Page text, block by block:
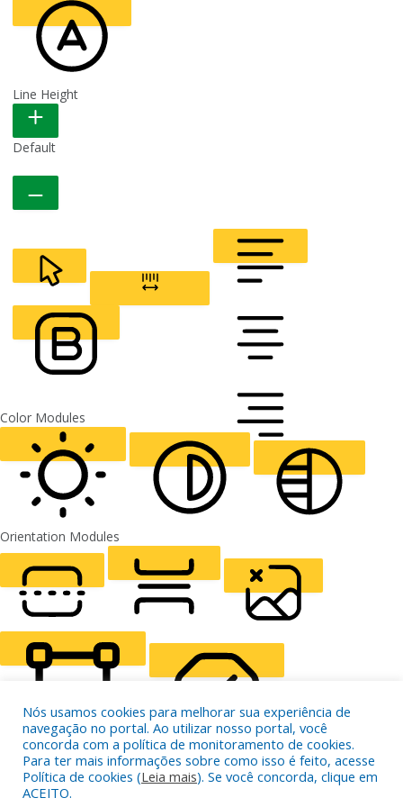
READABLE FONT
Line Height
Default
CURSOR
ALIGN TEXT
FONT WEIGHT
Color Modules
LIGHT CONTRAST HIGH CONTRAST
Orientation Modules
READING LINE READING MASK HIDE IMAGES
HIGHLIGHT CONTENT STOP ANIMATIONS
Nós usamos cookies para melhorar sua experiência de
navegação no portal. Ao utilizar nosso portal, você
concorda com a política de monitoramento de cookies.
Para ter mais informações sobre como isso é feito, acesse
Política de cookies (Leia mais). Se você concorda, clique em
ACEITO.